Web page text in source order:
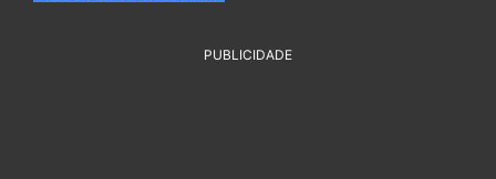
PUBLICIDADE